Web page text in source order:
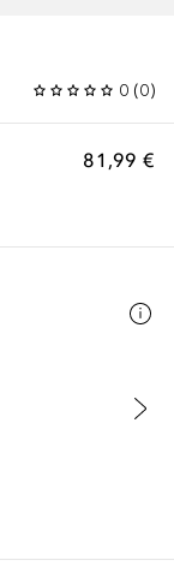
0 (0)
81,99 €